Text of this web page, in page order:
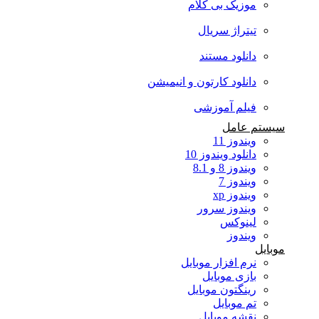
موزیک بی کلام
تیتراژ سریال
دانلود مستند
دانلود کارتون و انیمیشن
فیلم آموزشی
سیستم عامل
ویندوز 11
دانلود ویندوز 10
ویندوز 8 و 8.1
ویندوز 7
ویندوز xp
ویندوز سرور
لینوکس
ویندوز
نرم افزار موبایل
بازی موبایل
رینگتون موبایل
تم موبایل
نقشه موبایل